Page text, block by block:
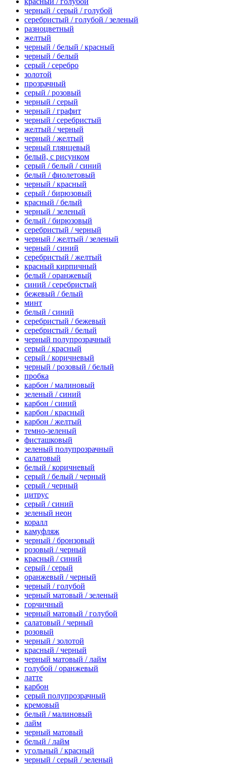
черный / серый / голубой
серебристый / голубой / зеленый
разноцветный
желтый
черный / белый / красный
черный / белый
серый / серебро
золотой
прозрачный
серый / розовый
черный / серый
черный / графит
черный / серебристый
желтый / черный
черный / желтый
черный глянцевый
белый, с рисунком
серый / белый / синий
белый / фиолетовый
черный / красный
серый / бирюзовый
красный / белый
черный / зеленый
белый / бирюзовый
серебристый / черный
черный / желтый / зеленый
черный / синий
серебристый / желтый
красный кирпичный
белый / оранжевый
синий / серебристый
бежевый / белый
минт
белый / синий
серебристый / бежевый
серебристый / белый
черный полупрозрачный
серый / красный
серый / коричневый
черный / розовый / белый
пробка
карбон / малиновый
зеленый / синий
карбон / синий
карбон / красный
карбон / желтый
темно-зеленый
фисташковый
зеленый полупрозрачный
салатовый
белый / коричневый
серый / белый / черный
серый / черный
цитрус
серый / синий
зеленый неон
коралл
камуфляж
черный / бронзовый
розовый / черный
красный / синий
серый / серый
оранжевый / черный
черный / голубой
черный матовый / зеленый
горчичный
черный матовый / голубой
салатовый / черный
розовый
черный / золотой
красный / черный
черный матовый / лайм
голубой / оранжевый
латте
карбон
серый полупрозрачный
кремовый
белый / малиновый
лайм
черный матовый
белый / лайм
угольный / красный
черный / серый / зеленый